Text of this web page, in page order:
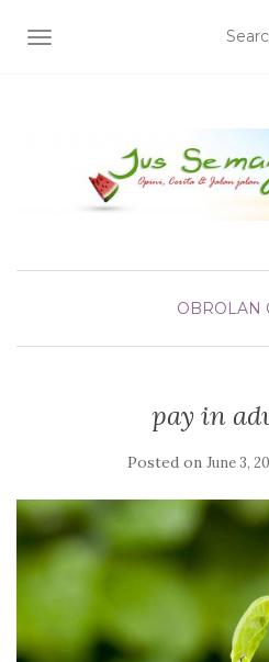
TOGGLE NAVIGATION
OBROLAN
pay in
Posted on June 3,